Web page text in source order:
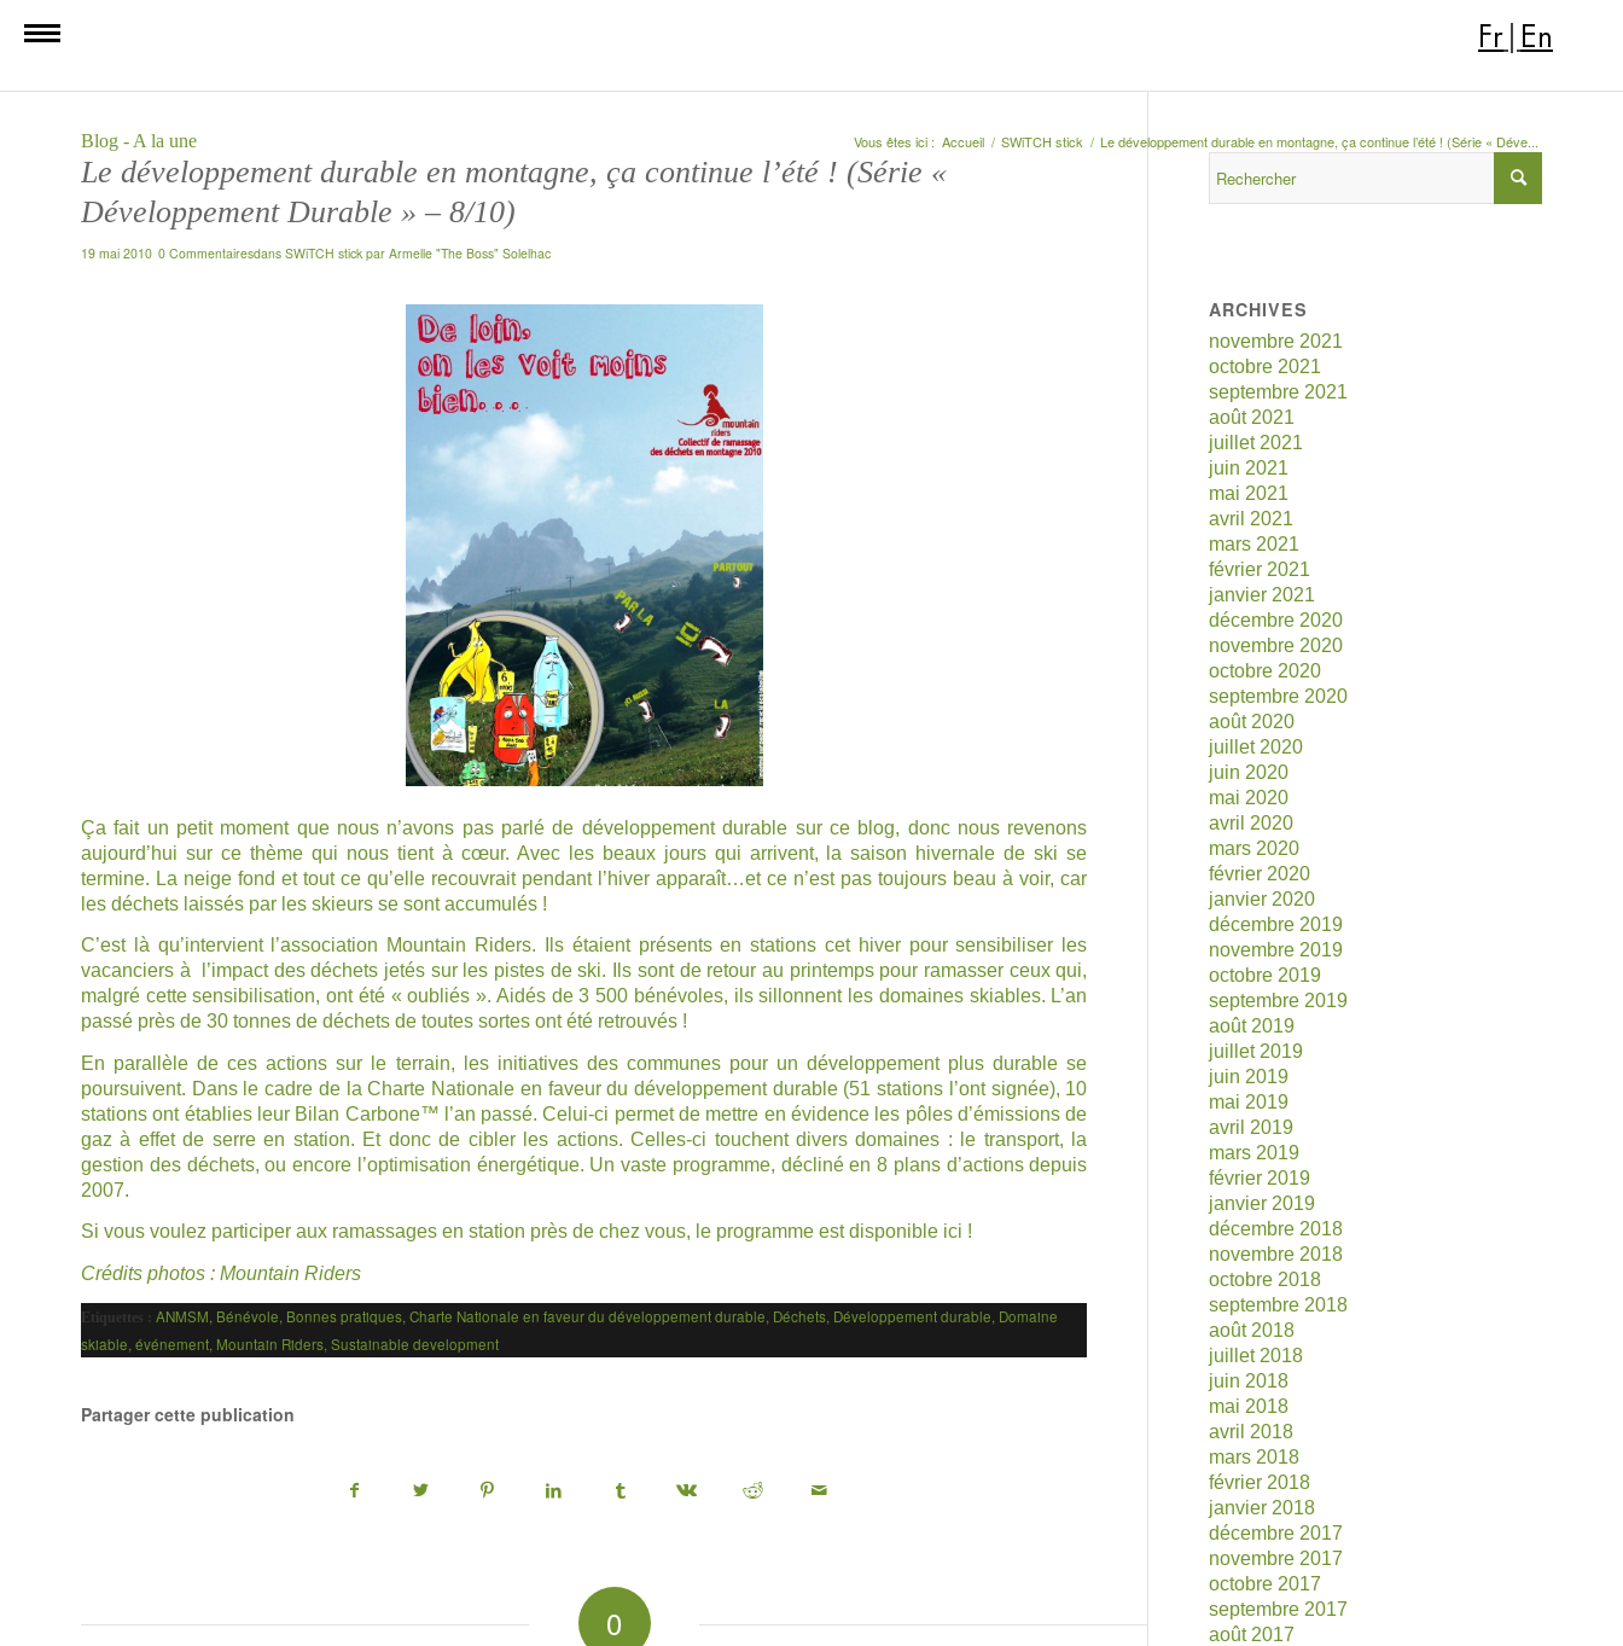
Fr En
Blog - A la une Vous êtes ici : Accueil / SWiTCH stick / Le développement durable en montagne, ça continue l’été ! (Série « Déve...
Le développement durable en montagne, ça continue l’été ! (Série «
Développement Durable » – 8/10)
19 mai 2010 0 Commentairesdans SWiTCH stick par Armelle "The Boss" Solelhac
Ça fait un petit moment que nous n’avons pas parlé de développement durable sur ce blog, donc nous revenons
aujourd’hui sur ce thème qui nous tient à cœur. Avec les beaux jours qui arrivent, la saison hivernale de ski se
termine. La neige fond et tout ce qu’elle recouvrait pendant l’hiver apparaît…et ce n’est pas toujours beau à voir, car
les déchets laissés par les skieurs se sont accumulés !
C’est là qu’intervient l’association Mountain Riders. Ils étaient présents en stations cet hiver pour sensibiliser les
vacanciers à l’impact des déchets jetés sur les pistes de ski. Ils sont de retour au printemps pour ramasser ceux qui,
malgré cette sensibilisation, ont été « oubliés ». Aidés de 3 500 bénévoles, ils sillonnent les domaines skiables. L’an
passé près de 30 tonnes de déchets de toutes sortes ont été retrouvés !
En parallèle de ces actions sur le terrain, les initiatives des communes pour un développement plus durable se
poursuivent. Dans le cadre de la Charte Nationale en faveur du développement durable (51 stations l’ont signée), 10
stations ont établies leur Bilan Carbone™ l’an passé. Celui-ci permet de mettre en évidence les pôles d’émissions de
gaz à effet de serre en station. Et donc de cibler les actions. Celles-ci touchent divers domaines : le transport, la
gestion des déchets, ou encore l’optimisation énergétique. Un vaste programme, décliné en8 plans d’actionsdepuis
2007.
Si vous voulez participer aux ramassages en station près de chez vous, le programme est disponible ici !
Crédits photos : Mountain Riders
Etiquettes : ANMSM, Bénévole, Bonnes pratiques, Charte Nationale en faveur du développement durable, Déchets, Développement durable, Domaine
skiable, événement, Mountain Riders, Sustainable development
Partager cette publication
0
ARCHIVES
novembre 2021
octobre 2021
septembre 2021
août 2021
juillet 2021
juin 2021
mai 2021
avril 2021
mars 2021
février 2021
janvier 2021
décembre 2020
novembre 2020
octobre 2020
septembre 2020
août 2020
juillet 2020
juin 2020
mai 2020
avril 2020
mars 2020
février 2020
janvier 2020
décembre 2019
novembre 2019
octobre 2019
septembre 2019
août 2019
juillet 2019
juin 2019
mai 2019
avril 2019
mars 2019
février 2019
janvier 2019
décembre 2018
novembre 2018
octobre 2018
septembre 2018
août 2018
juillet 2018
juin 2018
mai 2018
avril 2018
mars 2018
février 2018
janvier 2018
décembre 2017
novembre 2017
octobre 2017
septembre 2017
août 2017